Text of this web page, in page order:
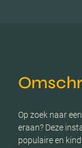
Op zoek naar
eraan? Deze
populaire en